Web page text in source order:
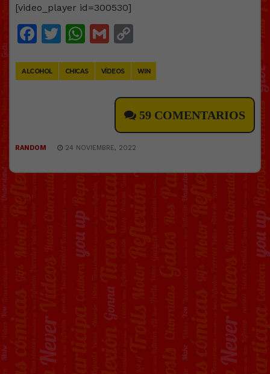
[video_player id=300530]
Facebook
Twitter
WhatsApp
Gmail
ALCOHOL CHICAS VÍDEOS WIN
59 COMENTARIOS
RANDOM 24 NOVIEMBRE, 2022